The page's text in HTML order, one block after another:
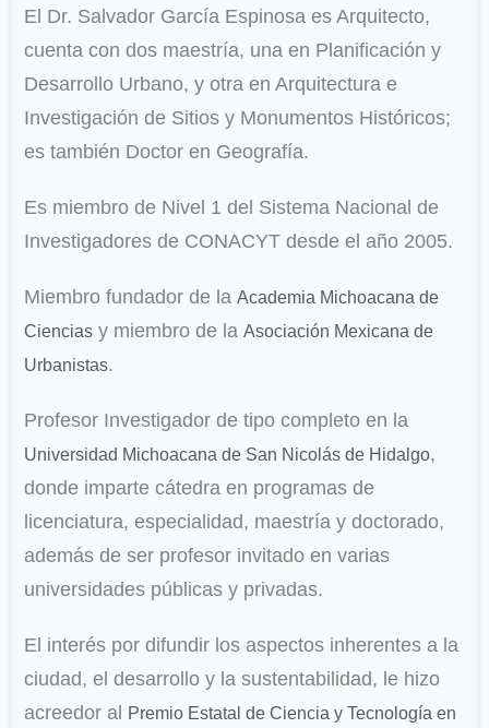
El Dr. Salvador García Espinosa es Arquitecto,
cuenta con dos maestría, una en Planificación y
Desarrollo Urbano, y otra en Arquitectura e
Investigación de Sitios y Monumentos Históricos;
es también Doctor en Geografía.
Es miembro de Nivel 1 del Sistema Nacional de
Investigadores de CONACYT desde el año 2005.
Miembro fundador de la Academia Michoacana de
Ciencias y miembro de la Asociación Mexicana de
Urbanistas.
Profesor Investigador de tipo completo en la
Universidad Michoacana de San Nicolás de Hidalgo,
donde imparte cátedra en programas de
licenciatura, especialidad, maestría y doctorado,
además de ser profesor invitado en varias
universidades públicas y privadas.
El interés por difundir los aspectos inherentes a la
ciudad, el desarrollo y la sustentabilidad, le hizo
acreedor al
Premio Estatal de Ciencia y Tecnología en